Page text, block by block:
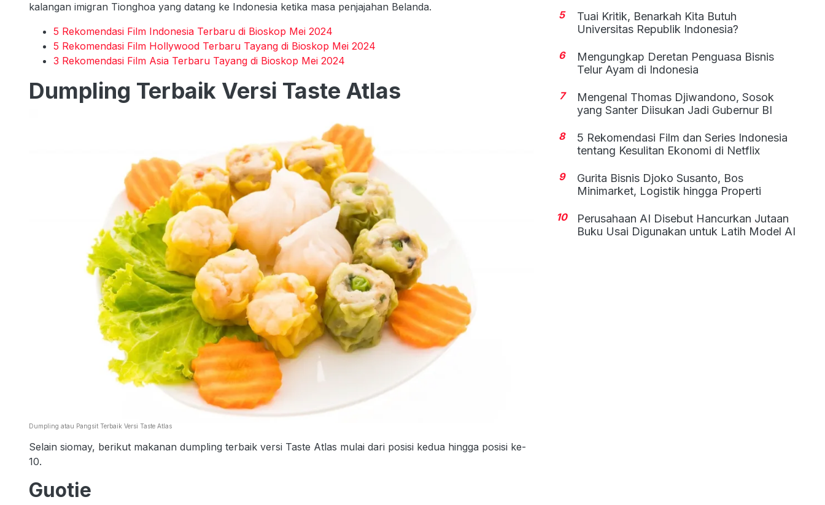
kalangan imigran Tionghoa yang datang ke Indonesia ketika masa penjajahan Belanda.
5 Rekomendasi Film Indonesia Terbaru di Bioskop Mei 2024
5 Rekomendasi Film Hollywood Terbaru Tayang di Bioskop Mei 2024
3 Rekomendasi Film Asia Terbaru Tayang di Bioskop Mei 2024
Dumpling Terbaik Versi Taste Atlas
Dumpling atau Pangsit Terbaik Versi Taste Atlas
Selain siomay, berikut makanan dumpling terbaik versi Taste Atlas mulai dari posisi kedua hingga posisi ke-
10.
Guotie
5
Tuai Kritik, Benarkah Kita Butuh
Universitas Republik Indonesia?
6
Mengungkap Deretan Penguasa Bisnis
Telur Ayam di Indonesia
7
Mengenal Thomas Djiwandono, Sosok
yang Santer Diisukan Jadi Gubernur BI
8
5 Rekomendasi Film dan Series Indonesia
tentang Kesulitan Ekonomi di Netflix
9
Gurita Bisnis Djoko Susanto, Bos
Minimarket, Logistik hingga Properti
10
Perusahaan AI Disebut Hancurkan Jutaan
Buku Usai Digunakan untuk Latih Model AI